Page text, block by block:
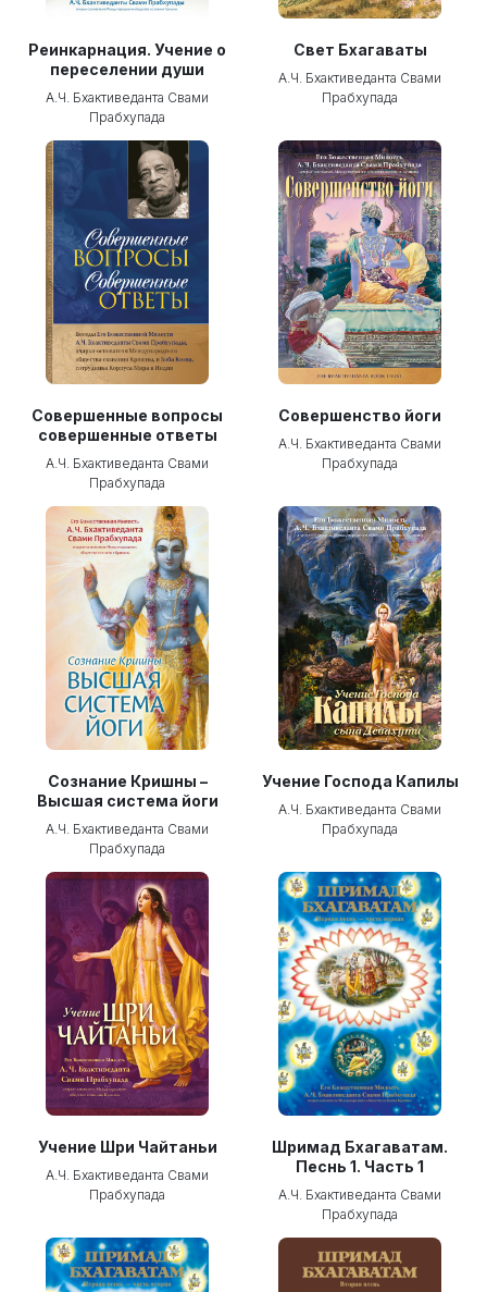
Реинкарнация. Учение о
переселении души
А.Ч. Бхактиведанта Свами
Прабхупада
Свет Бхагаваты
А.Ч. Бхактиведанта Свами
Прабхупада
Совершенные вопросы
совершенные ответы
А.Ч. Бхактиведанта Свами
Прабхупада
Совершенство йоги
А.Ч. Бхактиведанта Свами
Прабхупада
Сознание Кришны –
Высшая система йоги
А.Ч. Бхактиведанта Свами
Прабхупада
Учение Господа Капилы
А.Ч. Бхактиведанта Свами
Прабхупада
Учение Шри Чайтаньи
А.Ч. Бхактиведанта Свами
Прабхупада
Шримад Бхагаватам.
Песнь 1. Часть 1
А.Ч. Бхактиведанта Свами
Прабхупада